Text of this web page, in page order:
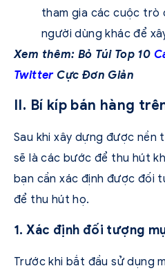
tham gia các cuộc trò
người dùng khác để
Xem thêm: Bỏ Túi Top 10
TwitterCực Đơn Giản
II. Bí kíp bán hàng
Sau khi xây dựng được nền
sẽ là các bước để thu hút
bạn cần xác định được đối
để thu hút họ.
1. Xác định đối tượng
Trước khi bắt đầu sử dụng